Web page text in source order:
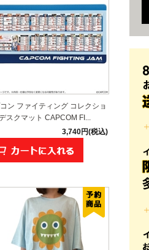
ン ファイティング コレクショ
スクマット CAPCOM FI...
3,740円(税込)